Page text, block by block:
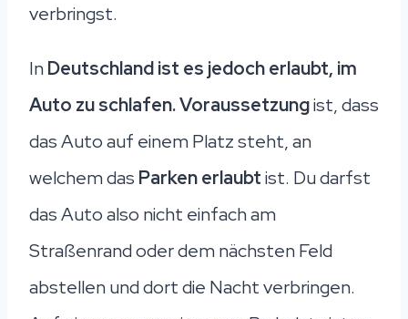
verbringst.
InDeutschland ist es jedoch erlaubt, im
Auto zu schlafen. Voraussetzungist, dass
das Auto auf einem Platz steht, an
welchem das Parken erlaubtist. Du darfst
das Auto also nicht einfach am
Straßenrand oder dem nächsten Feld
abstellen und dort die Nacht verbringen.